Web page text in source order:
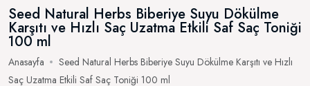
Seed Natural Herbs Biberiye Suyu Dökülme
Karşıtı ve Hızlı Saç Uzatma Etkili Saf Saç Toniği
100 ml
Anasayfa
Seed Natural Herbs Biberiye Suyu Dökülme Karşıtı ve Hızlı
Saç Uzatma Etkili Saf Saç Toniği 100 ml